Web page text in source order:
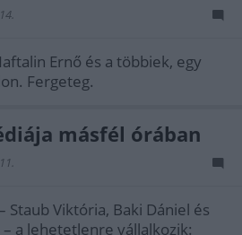
Ernő és a többiek, egy
Fergeteg.
másfél órában
Staub Viktória, Baki Dániel és
a lehetetlenre vállalkozik: